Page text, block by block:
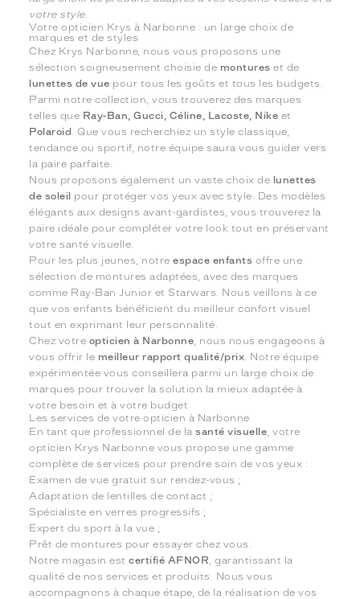
votre style.
Votre opticien Krys à Narbonne : un large choix de
marques et de styles
Chez Krys Narbonne, nous vous proposons une
sélection soigneusement choisie de montures et de
lunettes de vue pour tous les goûts et tous les budgets.
Parmi notre collection, vous trouverez des marques
telles que Ray-Ban, Gucci, Céline, Lacoste, Nike et
Polaroid . Que vous recherchiez un style classique,
tendance ou sportif, notre équipe saura vous guider vers
la paire parfaite.
Nous proposons également un vaste choix de lunettes
de soleil pour protéger vos yeux avec style. Des modèles
élégants aux designs avant-gardistes, vous trouverez la
paire idéale pour compléter votre look tout en préservant
votre santé visuelle.
Pour les plus jeunes, notreespace enfants offre une
sélection de montures adaptées, avec des marques
comme Ray-Ban Junior et Starwars. Nous veillons à ce
que vos enfants bénéficient du meilleur confort visuel
tout en exprimant leur personnalité.
Chez votre opticien à Narbonne , nous nous engageons à
vous offrir le meilleur rapport qualité/prix . Notre équipe
expérimentée vous conseillera parmi un large choix de
marques pour trouver la solution la mieux adaptée à
votre besoin et à votre budget.
Les services de votre opticien à Narbonne
En tant que professionnel de lasanté visuelle , votre
opticien Krys Narbonne vous propose une gamme
complète de services pour prendre soin de vos yeux :
Examen de vue gratuit sur rendez-vous ;
Adaptation de lentilles de contact ;
Spécialiste en verres progressifs ;
Expert du sport à la vue ;
Prêt de montures pour essayer chez vous.
Notre magasin estcertifié AFNOR , garantissant la
qualité de nos services et produits. Nous vous
accompagnons à chaque étape, de la réalisation de vos